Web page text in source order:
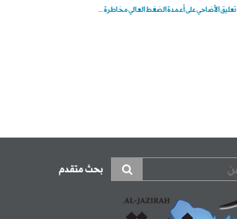
تعليق الأضاحي على أعمدة الضغط العالي مخاطرة ...
بحث متقدم